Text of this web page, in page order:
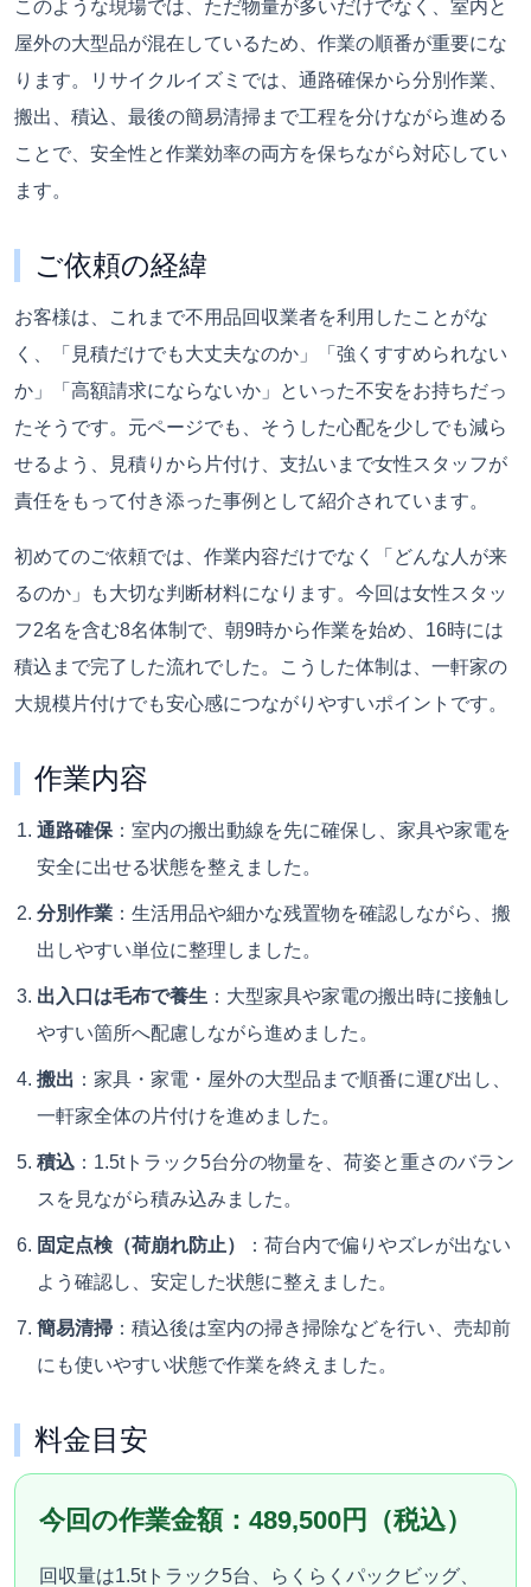
このような現場では、ただ物量が多いだけでなく、室内と
屋外の大型品が混在しているため、作業の順番が重要にな
ります。リサイクルイズミでは、通路確保から分別作業、
搬出、積込、最後の簡易清掃まで工程を分けながら進める
ことで、安全性と作業効率の両方を保ちながら対応してい
ます。
ご依頼の経緯
お客様は、これまで不用品回収業者を利用したことがな
く、「見積だけでも大丈夫なのか」「強くすすめられない
か」「高額請求にならないか」といった不安をお持ちだっ
たそうです。元ページでも、そうした心配を少しでも減ら
せるよう、見積りから片付け、支払いまで女性スタッフが
責任をもって付き添った事例として紹介されています。
初めてのご依頼では、作業内容だけでなく「どんな人が来
るのか」も大切な判断材料になります。今回は女性スタッ
フ2名を含む8名体制で、朝9時から作業を始め、16時には
積込まで完了した流れでした。こうした体制は、一軒家の
大規模片付けでも安心感につながりやすいポイントです。
作業内容
通路確保 ：室内の搬出動線を先に確保し、家具や家電を
安全に出せる状態を整えました。
分別作業 ：生活用品や細かな残置物を確認しながら、搬
出しやすい単位に整理しました。
出入口は毛布で養生 ：大型家具や家電の搬出時に接触し
やすい箇所へ配慮しながら進めました。
搬出 ：家具・家電・屋外の大型品まで順番に運び出し、
一軒家全体の片付けを進めました。
積込 ：1.5tトラック5台分の物量を、荷姿と重さのバラン
スを見ながら積み込みました。
固定点検（荷崩れ防止）
：荷台内で偏りやズレが出ない
よう確認し、安定した状態に整えました。
簡易清掃 ：積込後は室内の掃き掃除などを行い、売却前
にも使いやすい状態で作業を終えました。
料金目安
今回の作業金額：489,500円（税込）
回収量は1.5tトラック5台、らくらくパックビッグ、